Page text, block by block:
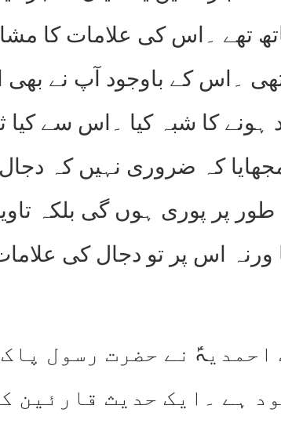
تھے ۔اس کی علامات کا
۔اس کے باوجود آپ نے
کا شبہ کیا ۔اس سے کیا
کہ ضروری نہیں کہ دجال
پر پوری ہوں گی بلکہ
اس پر تو دجال کی
نے حضرت رسول
ہے ۔ایک حدیث قارئین